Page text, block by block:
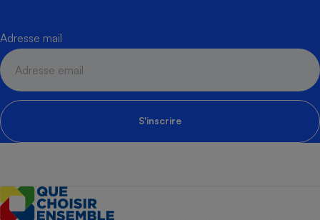
Adresse mail
S'inscrire